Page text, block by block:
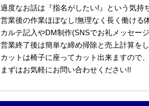
過度なお話は『指名がしたい!』という気持
営業後の作業ほぼなし!無理なく長く働ける
カルテ記入やDM制作(SNSでお礼メッセー
営業終了後は簡単な締め掃除と売上計算を
カットは椅子に座ってカット出来ますので
まずはお気軽にお問い合わせください!!